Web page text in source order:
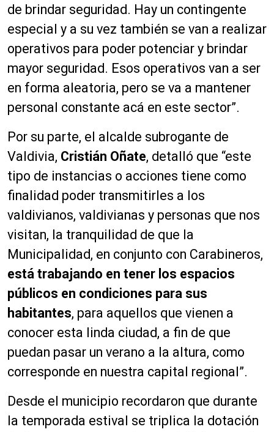
de brindar seguridad. Hay un contingente
especial y a su vez también se van a realizar
operativos para poder potenciar y brindar
mayor seguridad. Esos operativos van a ser
en forma aleatoria, pero se va a mantener
personal constante acá en este sector”.
Por su parte, el alcalde subrogante de
Valdivia, Cristián Oñate, detalló que “este
tipo de instancias o acciones tiene como
finalidad poder transmitirles a los
valdivianos, valdivianas y personas que nos
visitan, la tranquilidad de que la
Municipalidad, en conjunto con Carabineros,
está trabajando en tener los espacios
públicos en condiciones para sus
habitantes, para aquellos que vienen a
conocer esta linda ciudad, a fin de que
puedan pasar un verano a la altura, como
corresponde en nuestra capital regional”.
Desde el municipio recordaron que durante
la temporada estival se triplica la dotación